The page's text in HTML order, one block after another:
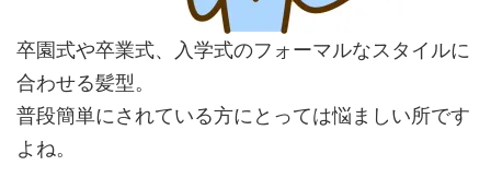
卒園式や卒業式、入学式のフォーマルなスタイルに
合わせる髪型。
普段簡単にされている方にとっては悩ましい所です
よね。